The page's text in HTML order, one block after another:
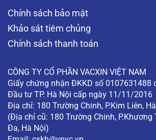
cổ tử cung không?
cung không? (Độc giả ẩn danh)
XEM THÊM
Chính sách bảo mật
Khảo sát tiêm chủng
Chính sách thanh toán
CÔNG TY CỔ PHẦN VACXIN VIỆT NAM
Giấy chứng nhận ĐKKD số 0107631488
Đầu tư TP. Hà Nội cấp ngày 11/11/2016
Địa chỉ: 180 Trường Chinh, P.Kim Liên,
(Địa chỉ cũ: 180 Trường Chinh, P.Khương
Đa, Hà Nội)